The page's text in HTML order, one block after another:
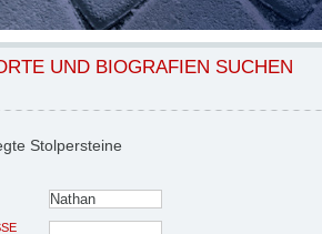
UND BIOGRAFIEN SUCHEN
Stolpersteine